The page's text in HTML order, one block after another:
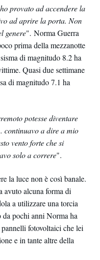
provato ad accendere la
ad aprire la porta. Non
genere". Norma Guerra
prima della mezzanotte
di magnitudo 8.2 ha
Quasi due settimane
di magnitudo 7.1 ha
potesse diventare
continuavo a dire a mio
vento forte che si
solo a correre".
la luce non è così banale.
avuto alcuna forma di
a utilizzare una torcia
pochi anni Norma ha
fotovoltaici che lei
e in tante altre della